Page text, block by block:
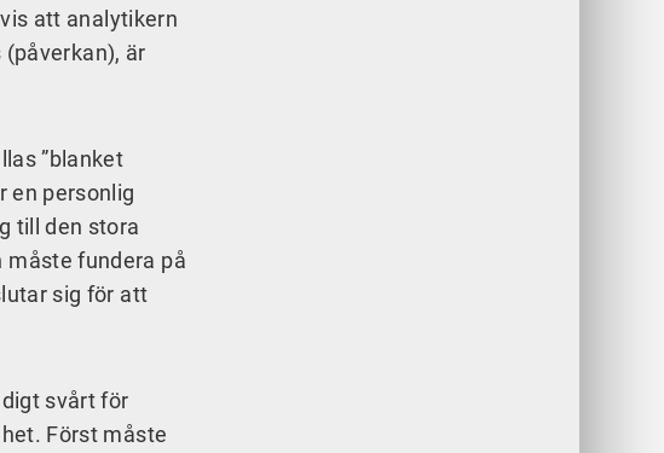
att analytikern
är
”blanket
en personlig
till den stora
måste fundera på
sig för att
svårt för
Först måste